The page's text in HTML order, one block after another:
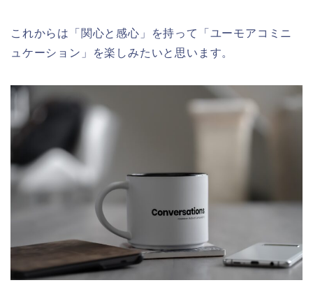
これからは「関心と感心」を持って「ユーモアコミニ
ュケーション」を楽しみたいと思います。